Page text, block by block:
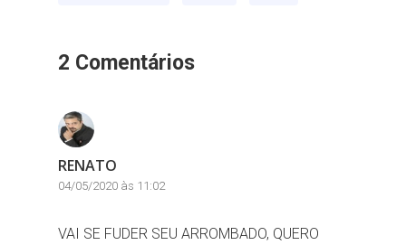
2 Comentários
RENATO
04/05/2020 às 11:02
VAI SE FUDER SEU ARROMBADO, QUERO